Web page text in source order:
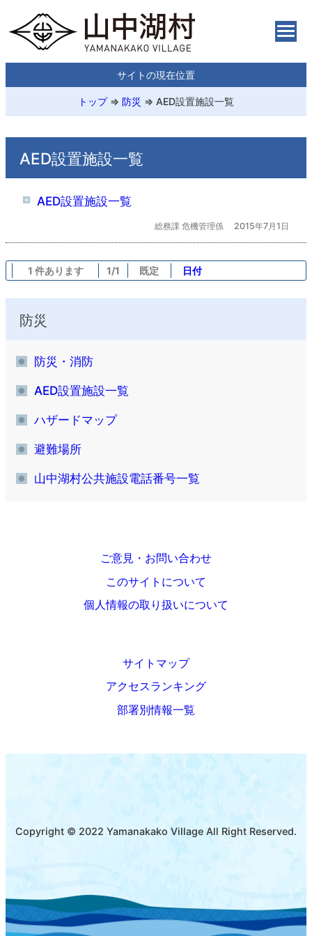
サイトの現在位置
トップ⇒ 防災 ⇒ AED設置施設一覧
AED設置施設一覧
AED設置施設一覧
総務課 危機管理係 2015年7月1日
1 件あります 1/1 既定 日付
防災
防災・消防
AED設置施設一覧
ハザードマップ
避難場所
山中湖村公共施設電話番号一覧
ご意見・お問い合わせ
このサイトについて
個人情報の取り扱いについて
サイトマップ
アクセスランキング
部署別情報一覧
Copyright © 2022 Yamanakako Village All Right Reserved.